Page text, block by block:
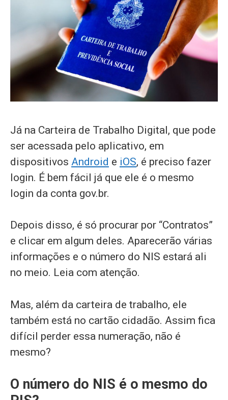
Já na Carteira de Trabalho Digital, que pode
ser acessada pelo aplicativo, em
dispositivos Android e iOS, é preciso fazer
login. É bem fácil já que ele é o mesmo
login da conta gov.br.
Depois disso, é só procurar por “Contratos”
e clicar em algum deles. Aparecerão várias
informações e o número do NIS estará ali
no meio. Leia com atenção.
Mas, além da carteira de trabalho, ele
também está no cartão cidadão. Assim fica
difícil perder essa numeração, não é
mesmo?
O número do NIS é o mesmo do